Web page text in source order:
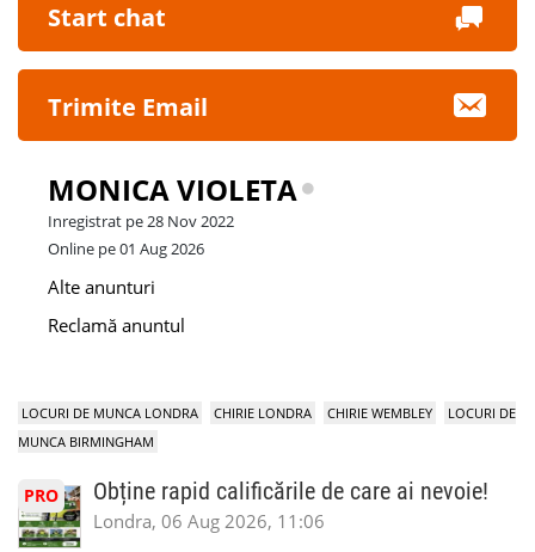
Start chat
Trimite Email
MONICA VIOLETA
Inregistrat pe 28 Nov 2022
Online pe 01 Aug 2026
Alte anunturi
Reclamă anuntul
LOCURI DE MUNCA LONDRA CHIRIE LONDRA CHIRIE WEMBLEY
LOCURI DE
MUNCA BIRMINGHAM
PRO Obține rapid calificările de care ai nevoie!
Londra, 06 Aug 2026, 11:06